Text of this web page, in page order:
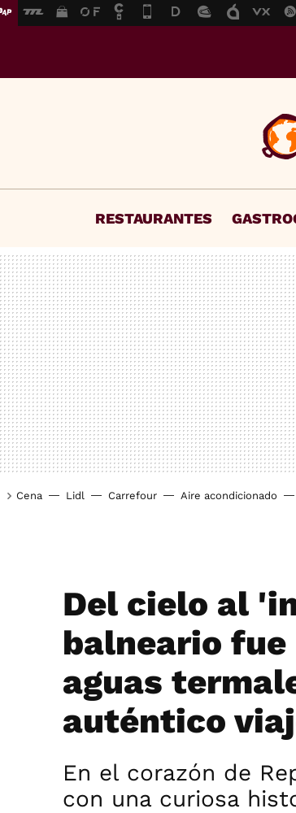
RESTAURANTES
Cena Lidl Carrefour Aire acondicionado
Del cielo al
balneario fue
aguas
auténtico
En el corazón de
con una curiosa